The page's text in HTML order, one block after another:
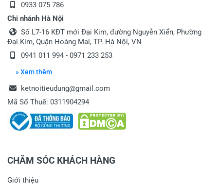
0933 075 786
Chi nhánh Hà Nội
Số L7-16 KĐT mới Đại Kim, đường Nguyễn Xiển, Phường
Đại Kim, Quận Hoàng Mai, TP. Hà Nội, VN
0941 011 994 - 0971 233 253
» Xem thêm
ketnoitieudung@gmail.com
Mã Số Thuế: 0311904294
CHĂM SÓC KHÁCH HÀNG
Giới thiệu